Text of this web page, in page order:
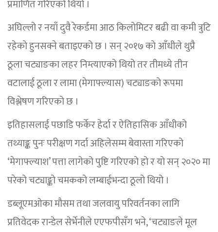
प्रमाणित गरिएको थियो ।
अघिल्लो र नयाँ दुवै रेकर्डमा आठ किलोमिटर बढी वा कमी त्रुटि
रहेको हुनसक्ने बताइएको छ । सन् २०१७ को आँधीले थुप्रै
ठूला चट्याङका लहर निम्त्याएको थियो तर तीमध्ये तीन
वटालाई ठूला र लामा (मेगाफ्ल्यास) चट्याङको रूपमा
विश्लेषण गरिएको छ ।
इतिहासलाई पछाडि फर्केर हेर्दा र ऐतिहासिक आँधीको
तथ्याङ्क पुनः परीक्षण गर्दा अहिलेसम्म बेवास्ता गरिएको
‘मेगाफ्ल्याश’ पत्ता लागेको पुष्टि गरिएको हो र यो सन् २०२० मा
परेको चट्याङ्को चमकको लम्बाईभन्दा ठूलो थियो ।
डब्लूएमओका मौसम तथा जलवायु परिवर्तनका लागि
प्रतिवेदक रान्डेल सेर्भेनीले एएफपीसँग भने, ‘चट्याङले मूल